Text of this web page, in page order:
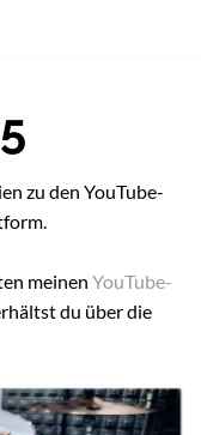
zu den YouTube-
meinen YouTube-
du über die